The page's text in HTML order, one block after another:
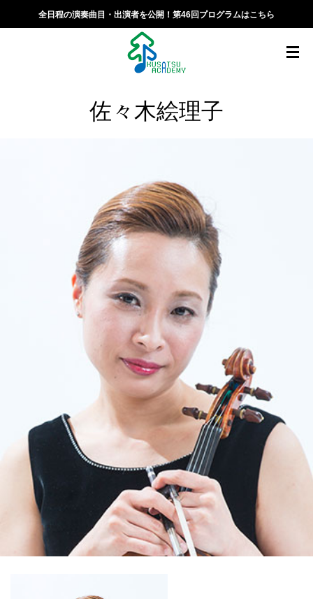
全日程の演奏曲目・出演者を公開！第46回プログラムはこちら
佐々木絵理子